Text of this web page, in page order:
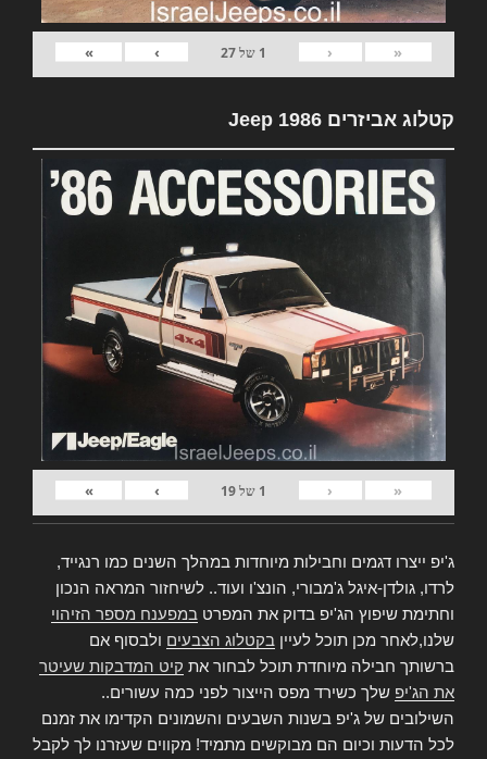
«
‹
1 של27
›
»
קטלוג אביזרים Jeep 1986
«
‹
1 של19
›
»
ג'יפ ייצרו דגמים וחבילות מיוחדות במהלך השנים כמו רנגייד,
לרדו, גולדן-איגל ג'מבורי, הונצ'ו ועוד.. לשיחזור המראה הנכון
וחתימת שיפוץ הג'יפ בדוק את המפרט במפענח מספר הזיהוי
שלנו,לאחר מכן תוכל לעיין בקטלוג הצבעים ולבסוף אם
ברשותך חבילה מיוחדת תוכל לבחור את קיט המדבקות שעיטר
את הג'יפ שלך כשירד מפס הייצור לפני כמה עשורים..
השילובים של ג'יפ בשנות השבעים והשמונים הקדימו את זמנם
לכל הדעות וכיום הם מבוקשים מתמיד! מקווים שעזרנו לך לקבל